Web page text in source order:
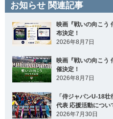
お知らせ 関連記事
映画『戦いの向こう
布決定！
2026年8月7日
映画『戦いの向こう
催決定！
2026年8月7日
「侍ジャパンU-18
代表 応援活動につい
2026年7月30日